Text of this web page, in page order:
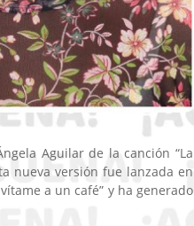
Aguilar de la canción “La
nueva versión fue lanzada en
a un café” y ha generado